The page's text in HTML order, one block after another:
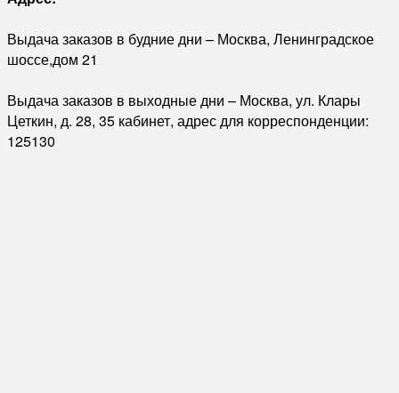
Выдача заказов в будние дни – Москва, Ленинградское
шоссе,дом 21
Выдача заказов в выходные дни – Москва, ул. Клары
Цеткин, д. 28, 35 кабинет, адрес для корреспонденции:
125130